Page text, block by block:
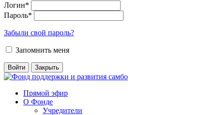
Логин*
Пароль*
Забыли свой пароль?
Запомнить меня
Прямой эфир
О Фонде
Учредители